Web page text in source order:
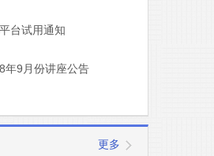
台试用通知
年9月份讲座公告
更多